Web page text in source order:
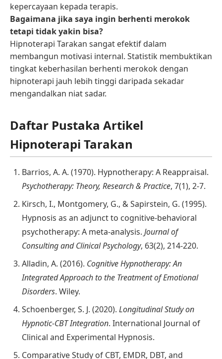
kepercayaan kepada terapis.
Bagaimana jika saya ingin berhenti merokok
tetapi tidak yakin bisa?
Hipnoterapi Tarakan sangat efektif dalam
membangun motivasi internal. Statistik membuktikan
tingkat keberhasilan berhenti merokok dengan
hipnoterapi jauh lebih tinggi daripada sekadar
mengandalkan niat sadar.
Daftar Pustaka Artikel
Hipnoterapi Tarakan
Barrios, A. A. (1970). Hypnotherapy: A Reappraisal.
Psychotherapy: Theory, Research & Practice, 7(1), 2-7.
Kirsch, I., Montgomery, G., & Sapirstein, G. (1995).
Hypnosis as an adjunct to cognitive-behavioral
psychotherapy: A meta-analysis. Journal of
Consulting and Clinical Psychology, 63(2), 214-220.
Alladin, A. (2016). Cognitive Hypnotherapy: An
Integrated Approach to the Treatment of Emotional
Disorders. Wiley.
Schoenberger, S. J. (2020). Longitudinal Study on
Hypnotic-CBT Integration. International Journal of
Clinical and Experimental Hypnosis.
Comparative Study of CBT, EMDR, DBT, and